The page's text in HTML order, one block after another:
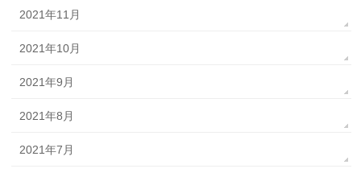
2021年11月
2021年10月
2021年9月
2021年8月
2021年7月